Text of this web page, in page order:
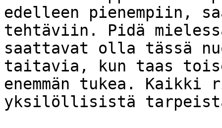
edelleen pienempiin,
tehtäviin. Pidä
saattavat olla tässä
taitavia, kun taas
enemmän tukea. Kaikki
yksilöllisistä